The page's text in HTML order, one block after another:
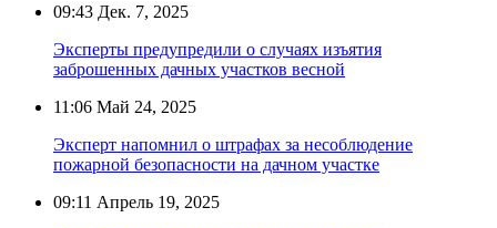
09:43 Дек. 7, 2025
Эксперты предупредили о случаях изъятия
заброшенных дачных участков весной
11:06 Май 24, 2025
Эксперт напомнил о штрафах за несоблюдение
пожарной безопасности на дачном участке
09:11 Апрель 19, 2025